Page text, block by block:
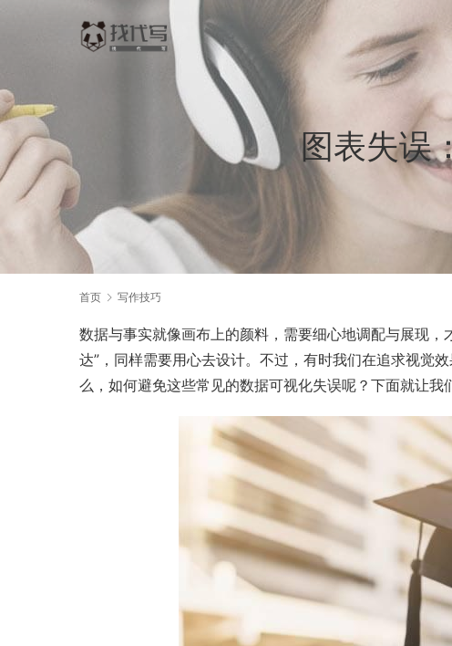
图表失误
首页 写作技巧
数据与事实就像画布上的颜料，需要细心地调配与展现
达”，同样需要用心去设计。不过，有时我们在追求视觉
么，如何避免这些常见的数据可视化失误呢？下面就让我